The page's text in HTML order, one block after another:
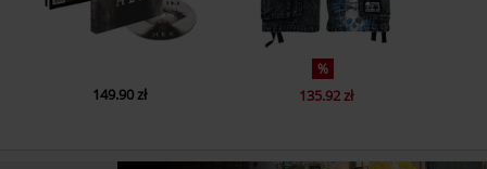
149.90 zł
%
135.92 zł